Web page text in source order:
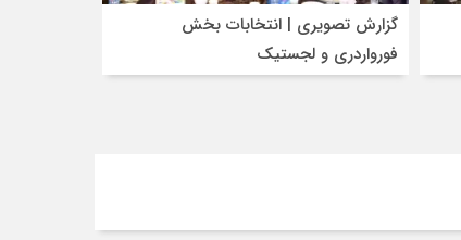
گزارش تصویری | انتخابات بخش
فورواردری و لجستیک